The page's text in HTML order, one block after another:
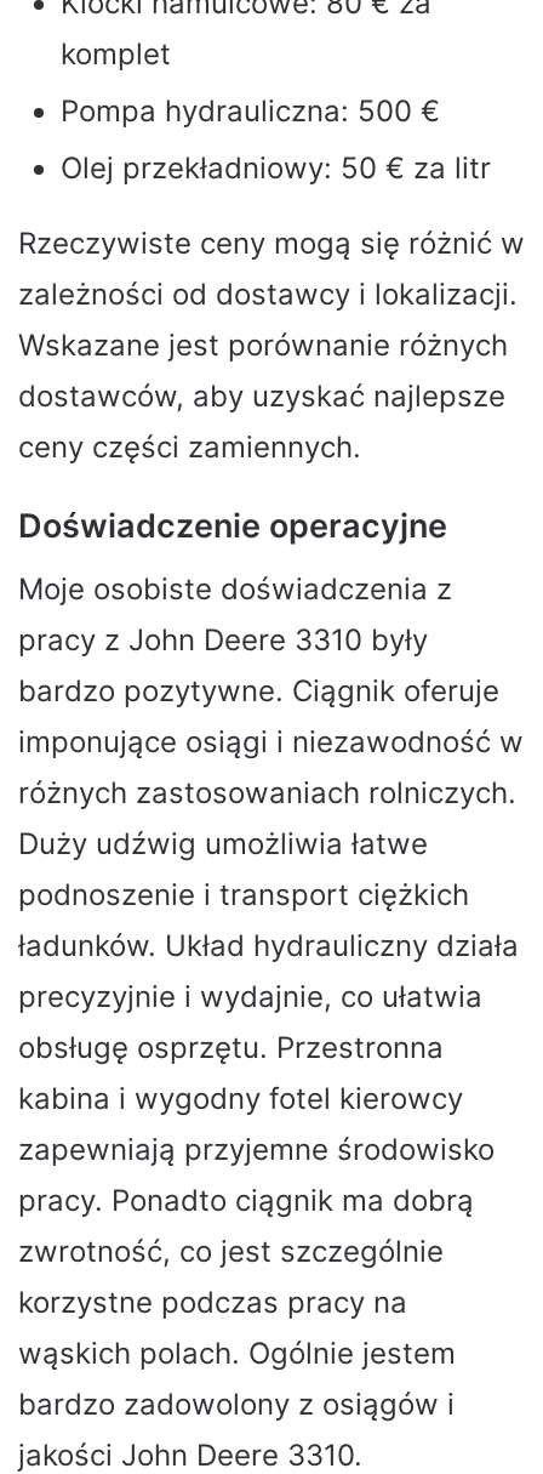
komplet
Pompa hydrauliczna: 500 €
Olej przekładniowy: 50 € za litr
Rzeczywiste ceny mogą się różnić w
zależności od dostawcy i lokalizacji.
Wskazane jest porównanie różnych
dostawców, aby uzyskać najlepsze
ceny części zamiennych.
Doświadczenie operacyjne
Moje osobiste doświadczenia z
pracy z John Deere 3310 były
bardzo pozytywne. Ciągnik oferuje
imponujące osiągi i niezawodność w
różnych zastosowaniach rolniczych.
Duży udźwig umożliwia łatwe
podnoszenie i transport ciężkich
ładunków. Układ hydrauliczny działa
precyzyjnie i wydajnie, co ułatwia
obsługę osprzętu. Przestronna
kabina i wygodny fotel kierowcy
zapewniają przyjemne środowisko
pracy. Ponadto ciągnik ma dobrą
zwrotność, co jest szczególnie
korzystne podczas pracy na
wąskich polach. Ogólnie jestem
bardzo zadowolony z osiągów i
jakości John Deere 3310.